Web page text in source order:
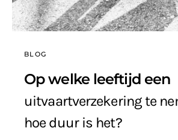
BLOG
Op welke leeftijd een
uitvaartverzekering te
hoe duur is het?